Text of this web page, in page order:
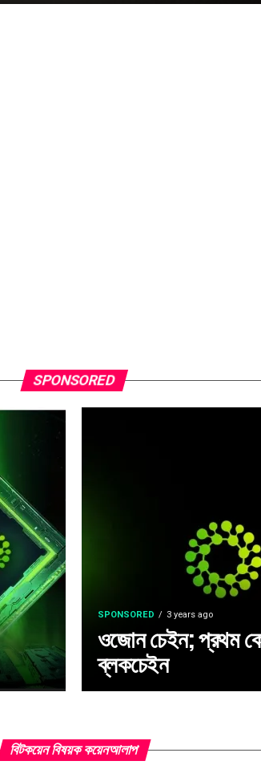
SPONSORED
SPONSORED 3 years ago
ওজোন চেইন; প্রথম
ব্লকচেইন
বিটকয়েন বিষয়ক কয়েনআলাপ